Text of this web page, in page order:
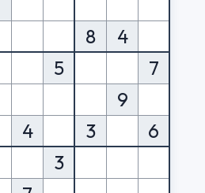
8
4
5
7
9
4 3
6
3